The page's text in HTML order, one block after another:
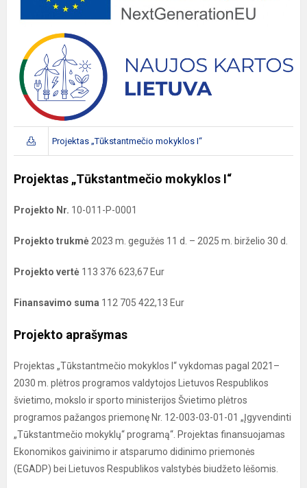
Projektas „Tūkstantmečio mokyklos I“
Projektas „Tūkstantmečio mokyklos I“
Projekto Nr. 10-011-P-0001
Projekto trukmė2023 m. gegužės 11 d. – 2025 m. birželio 30 d.
Projekto vertė 113 376 623,67 Eur
Finansavimo suma 112 705 422,13 Eur
Projekto aprašymas
Projektas „Tūkstantmečio mokyklos I“ vykdomas pagal 2021–
2030 m. plėtros programos valdytojos Lietuvos Respublikos
švietimo, mokslo ir sporto ministerijos Švietimo plėtros
programos pažangos priemonę Nr. 12-003-03-01-01 „Įgyvendinti
„Tūkstantmečio mokyklų“ programą“. Projektas finansuojamas
Ekonomikos gaivinimo ir atsparumo didinimo priemonės
(EGADP) bei Lietuvos Respublikos valstybės biudžeto lėšomis.